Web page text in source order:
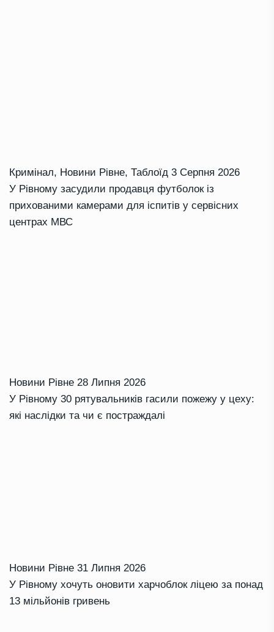
Кримінал, Новини Рівне, Таблоїд 3 Серпня 2026
У Рівному засудили продавця футболок із
прихованими камерами для іспитів у сервісних
центрах МВС
Новини Рівне 28 Липня 2026
У Рівному 30 рятувальників гасили пожежу у цеху:
які наслідки та чи є постраждалі
Новини Рівне 31 Липня 2026
У Рівному хочуть оновити харчоблок ліцею за понад
13 мільйонів гривень